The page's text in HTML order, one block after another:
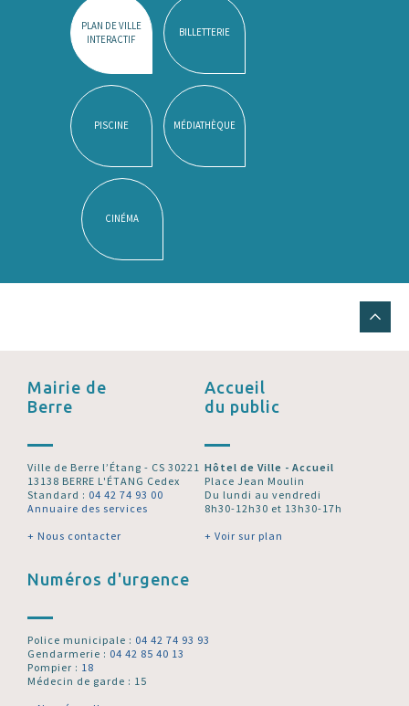
PLAN DE VILLE
INTERACTIF
BILLETTERIE
PISCINE MÉDIATHÈQUE
CINÉMA
Mairie de
Berre
Ville de Berre l’Étang - CS 30221
13138 BERRE L'ÉTANG Cedex
Standard : 04 42 74 93 00
Annuaire des services
+ Nous contacter
Accueil
du public
Hôtel de Ville - Accueil
Place Jean Moulin
Du lundi au vendredi
8h30-12h30 et 13h30-17h
+ Voir sur plan
Numéros d'urgence
Police municipale : 04 42 74 93 93
Gendarmerie : 04 42 85 40 13
Pompier : 18
Médecin de garde : 15